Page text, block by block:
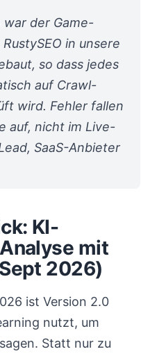
war der Game-
in unsere
so dass jedes
auf Crawl-
wird. Fehler fallen
auf, nicht im Live-
SaaS-Anbieter
KI-
mit
2026)
ist Version 2.0
nutzt, um
Statt nur zu